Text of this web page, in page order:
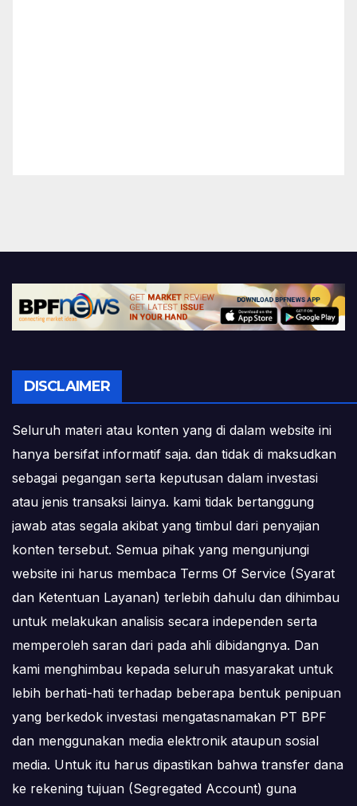
DISCLAIMER
Seluruh materi atau konten yang di dalam website ini
hanya bersifat informatif saja. dan tidak di maksudkan
sebagai pegangan serta keputusan dalam investasi
atau jenis transaksi lainya. kami tidak bertanggung
jawab atas segala akibat yang timbul dari penyajian
konten tersebut. Semua pihak yang mengunjungi
website ini harus membaca Terms Of Service (Syarat
dan Ketentuan Layanan) terlebih dahulu dan dihimbau
untuk melakukan analisis secara independen serta
memperoleh saran dari pada ahli dibidangnya. Dan
kami menghimbau kepada seluruh masyarakat untuk
lebih berhati-hati terhadap beberapa bentuk penipuan
yang berkedok investasi mengatasnamakan PT BPF
dan menggunakan media elektronik ataupun sosial
media. Untuk itu harus dipastikan bahwa transfer dana
ke rekening tujuan (Segregated Account) guna